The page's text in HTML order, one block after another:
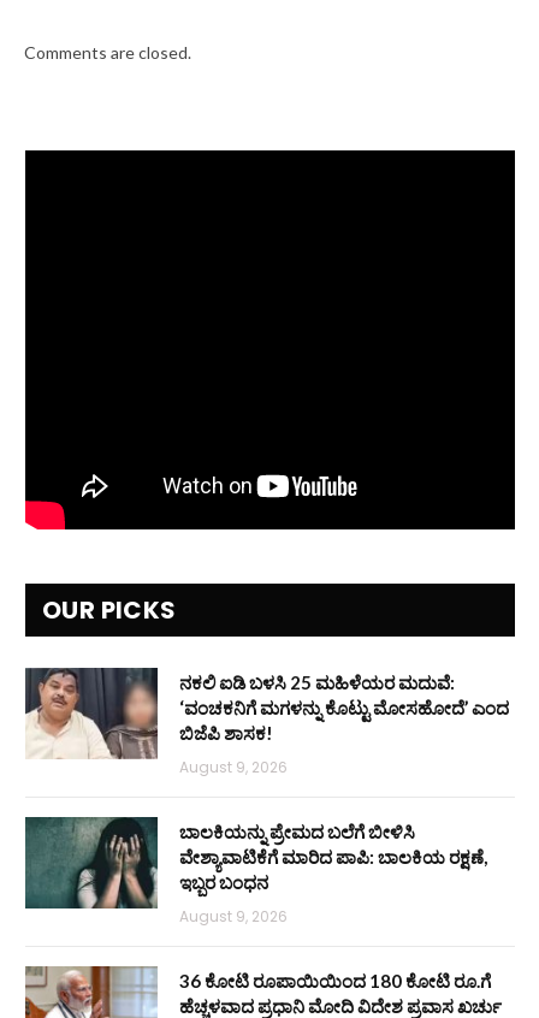
Comments are closed.
OUR PICKS
ನಕಲಿ ಐಡಿ ಬಳಸಿ 25 ಮಹಿಳೆಯರ ಮದುವೆ:
‘ವಂಚಕನಿಗೆ ಮಗಳನ್ನು ಕೊಟ್ಟು ಮೋಸಹೋದೆ’ ಎಂದ
ಬಿಜೆಪಿ ಶಾಸಕ!
August 9, 2026
ಬಾಲಕಿಯನ್ನು ಪ್ರೇಮದ ಬಲೆಗೆ ಬೀಳಿಸಿ
ವೇಶ್ಯಾವಾಟಿಕೆಗೆ ಮಾರಿದ ಪಾಪಿ: ಬಾಲಕಿಯ ರಕ್ಷಣೆ,
ಇಬ್ಬರ ಬಂಧನ
August 9, 2026
36 ಕೋಟಿ ರೂಪಾಯಿಯಿಂದ 180 ಕೋಟಿ ರೂ.ಗೆ
ಹೆಚ್ಚಳವಾದ ಪ್ರಧಾನಿ ಮೋದಿ ವಿದೇಶ ಪ್ರವಾಸ ಖರ್ಚು